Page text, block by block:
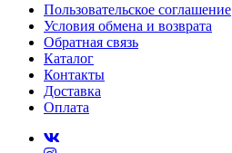
Пользовательское соглашение
Условия обмена и возврата
Обратная связь
Каталог
Контакты
Доставка
Оплата